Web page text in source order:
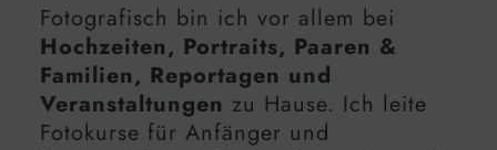
Fotografisch bin ich vor allem bei
Hochzeiten, Portraits, Paaren &
Familien, Reportagen und
Veranstaltungen zu Hause. Ich leite
Fotokurse für Anfänger und